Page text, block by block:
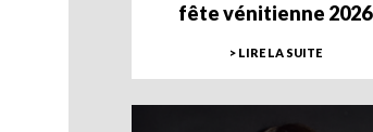
fête vénitienne 2026
> LIRE LA SUITE